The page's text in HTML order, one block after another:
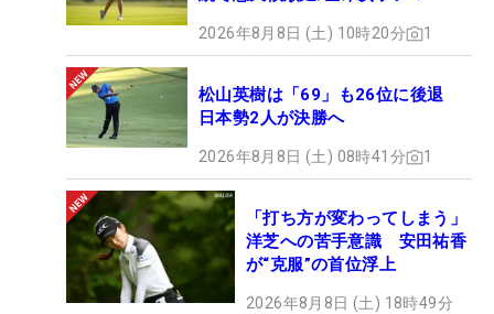
2026年8月8日 (土) 10時20分 1
松山英樹は「69」も26位に後退
日本勢2人が決勝へ
2026年8月8日 (土) 08時41分 1
「打ち方が変わってしまう」
洋芝への苦手意識 安田祐香
が“克服”の首位浮上
2026年8月8日 (土) 18時49分